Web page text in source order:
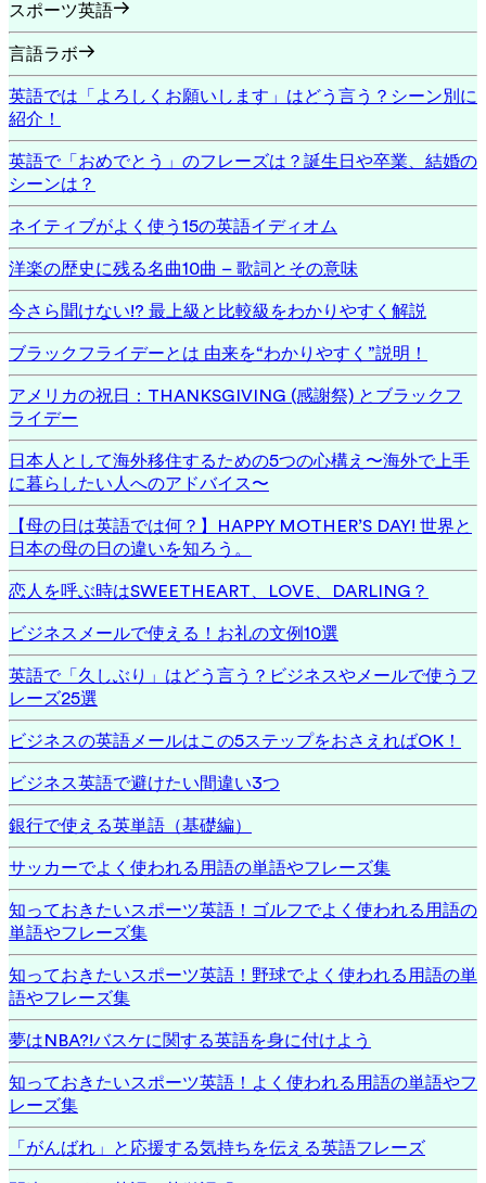
スポーツ英語
言語ラボ
英語では「よろしくお願いします」はどう言う？シーン別に
紹介！
英語で「おめでとう」のフレーズは？誕生日や卒業、結婚の
シーンは？
ネイティブがよく使う15の英語イディオム
洋楽の歴史に残る名曲10曲 – 歌詞とその意味
今さら聞けない!? 最上級と比較級をわかりやすく解説
ブラックフライデーとは 由来を“わかりやすく”説明！
アメリカの祝日：THANKSGIVING (感謝祭) とブラックフ
ライデー
日本人として海外移住するための5つの心構え〜海外で上手
に暮らしたい人へのアドバイス〜
【母の日は英語では何？】HAPPY MOTHER’S DAY! 世界と
日本の母の日の違いを知ろう。
恋人を呼ぶ時はSWEETHEART、LOVE、DARLING？
ビジネスメールで使える！お礼の文例10選
英語で「久しぶり」はどう言う？ビジネスやメールで使うフ
レーズ25選
ビジネスの英語メールはこの5ステップをおさえればOK！
ビジネス英語で避けたい間違い3つ
銀行で使える英単語（基礎編）
サッカーでよく使われる用語の単語やフレーズ集
知っておきたいスポーツ英語！ゴルフでよく使われる用語の
単語やフレーズ集
知っておきたいスポーツ英語！野球でよく使われる用語の単
語やフレーズ集
夢はNBA?!バスケに関する英語を身に付けよう
知っておきたいスポーツ英語！よく使われる用語の単語やフ
レーズ集
「がんばれ」と応援する気持ちを伝える英語フレーズ